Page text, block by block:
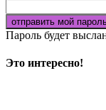
Пароль будет
Это интересно!